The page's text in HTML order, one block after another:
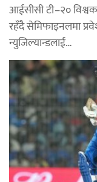
आईसीसी टी–२०
रहँदै सेमिफाइनलमा
न्युजिल्यान्डलाई…